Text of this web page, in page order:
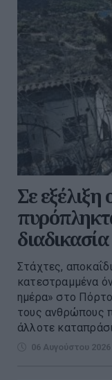
Σε εξέλιξη
Στάχτες,
κατεστραμμένα
ημέρα» στο Πόρτο
τους ανθρώπους
άλλοτε
06 Αυγούστου 2026